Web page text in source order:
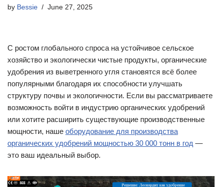
by Bessie June 27, 2025
С ростом глобального спроса на устойчивое сельское
хозяйство и экологически чистые продукты, органические
удобрения из выветренного угля становятся всё более
популярными благодаря их способности улучшать
структуру почвы и экологичности. Если вы рассматриваете
возможность войти в индустрию органических удобрений
или хотите расширить существующие производственные
мощности, наше оборудование для производства
органических удобрений мощностью 30 000 тонн в год —
это ваш идеальный выбор.